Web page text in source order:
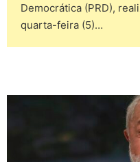
Democrática (PRD),
quarta-feira (5)…